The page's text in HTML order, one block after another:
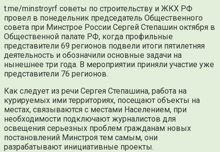
t.me/minstroyrf советы по строительству и ЖКХ РФ
провел в понедельник председатель Общественного
совета при Минстрое России Сергей Степашин октября в
Общественной палате РФ, когда профильные
представители 69 регионов подвели итоги пятилетняя
деятельность и обозначили основные задачи на
нынешнее три года. В мероприятии приняли участие уже
представители 76 регионов.
Как следует из речи Сергея Степашина, работа на
курируемых ими территориях, посещают объекты на
местах, связываются с местами Населением, при
необходимости подключают журналистов для
освещения серьезных проблем гражданам новых
постановлений Минстроя тем самым, они
разрабатывают инициативные проекты.